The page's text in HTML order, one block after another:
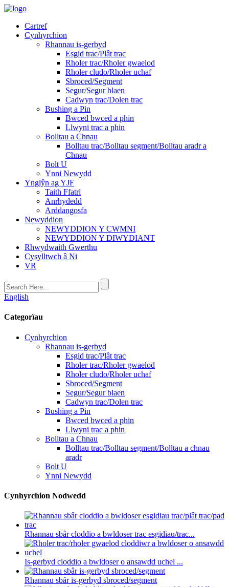
Cartref
Cynhyrchion
Rhannau is-gerbyd
Esgid trac/Plât trac
Rholer trac/Rholer gwaelod
Rholer cludo/Rholer uchaf
Sbroced/Segment
Segur/Segur blaen
Cadwyn trac/Dolen trac
Bushing a Pin
Bwced bwced a phin
Llwyni trac a phin
Bolltau a Chnau
Bolltau trac/Bolltau segment/Bolltau aradr a
Chnau
Bolt U
Ynni Newydd
Ynglŷn ag YJF
Taith Ffatri
Anrhydedd
Arddangosfa
Newyddion
NEWYDDION Y CWMNI
NEWYDDION Y DIWYDIANT
Rhwydwaith Gwerthu
Cysylltwch â Ni
VR
English
Categorïau
Cynhyrchion
Rhannau is-gerbyd
Esgid trac/Plât trac
Rholer trac/Rholer gwaelod
Rholer cludo/Rholer uchaf
Sbroced/Segment
Segur/Segur blaen
Cadwyn trac/Dolen trac
Bushing a Pin
Bwced bwced a phin
Llwyni trac a phin
Bolltau a Chnau
Bolltau trac/Bolltau segment/Bolltau a chnau
aradr
Bolt U
Ynni Newydd
Cynhyrchion Nodwedd
Rhannau sbâr cloddio a bwldoser trac esgidiau/trac...
Is-gerbyd cloddio a bwldoser o ansawdd uchel ...
Rhannau sbâr is-gerbyd sbroced/segment